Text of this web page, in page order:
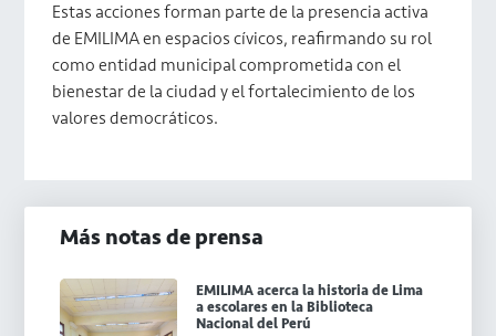
Estas acciones forman parte de la presencia activa
de EMILIMA en espacios cívicos, reafirmando su rol
como entidad municipal comprometida con el
bienestar de la ciudad y el fortalecimiento de los
valores democráticos.
Más notas de prensa
EMILIMA acerca la historia de Lima
a escolares en la Biblioteca
Nacional del Perú